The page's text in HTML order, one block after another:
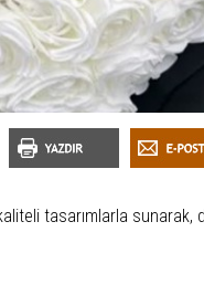
tasarımlarla sunarak,